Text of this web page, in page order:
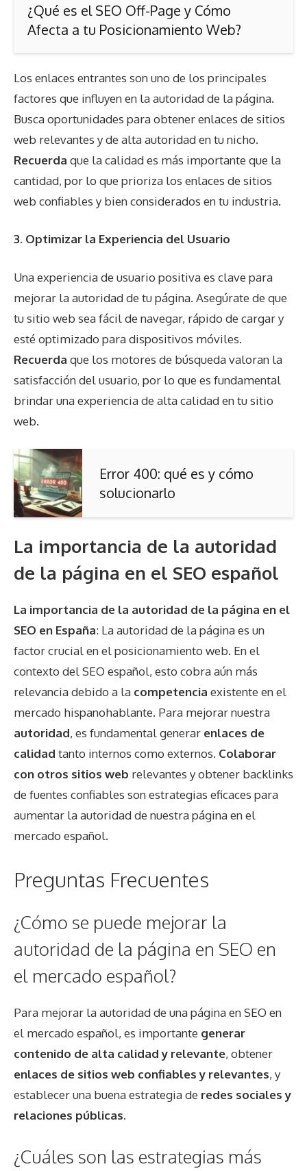
¿Qué es el SEO Off-Page y Cómo
Afecta a tu Posicionamiento Web?
Los enlaces entrantes son uno de los principales
factores que influyen en la autoridad de la página.
Busca oportunidades para obtener enlaces de sitios
web relevantes y de alta autoridad en tu nicho.
Recuerda que la calidad es más importante que la
cantidad, por lo que prioriza los enlaces de sitios
web confiables y bien considerados en tu industria.
3. Optimizar la Experiencia del Usuario
Una experiencia de usuario positiva es clave para
mejorar la autoridad de tu página. Asegúrate de que
tu sitio web sea fácil de navegar, rápido de cargar y
esté optimizado para dispositivos móviles.
Recuerda que los motores de búsqueda valoran la
satisfacción del usuario, por lo que es fundamental
brindar una experiencia de alta calidad en tu sitio
web.
Error 400: qué es y cómo
solucionarlo
La importancia de la autoridad
de la página en el SEO español
La importancia de la autoridad de la página en el
SEO en España: La autoridad de la página es un
factor crucial en el posicionamiento web. En el
contexto del SEO español, esto cobra aún más
relevancia debido a la competencia existente en el
mercado hispanohablante. Para mejorar nuestra
autoridad, es fundamental generar enlaces de
calidad tanto internos como externos. Colaborar
con otros sitios web relevantes y obtener backlinks
de fuentes confiables son estrategias eficaces para
aumentar la autoridad de nuestra página en el
mercado español.
Preguntas Frecuentes
¿Cómo se puede mejorar la
autoridad de la página en SEO en
el mercado español?
Para mejorar la autoridad de una página en SEO en
el mercado español, es importante generar
contenido de alta calidad y relevante, obtener
enlaces de sitios web confiables y relevantes, y
establecer una buena estrategia de redes sociales y
relaciones públicas.
¿Cuáles son las estrategias más